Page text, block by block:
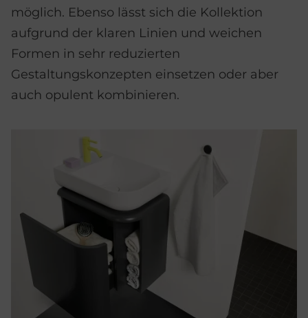
möglich. Ebenso lässt sich die Kollektion
aufgrund der klaren Linien und weichen
Formen in sehr reduzierten
Gestaltungskonzepten einsetzen oder aber
auch opulent kombinieren.